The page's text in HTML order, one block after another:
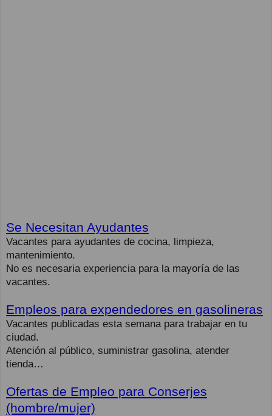
Se Necesitan Ayudantes
Vacantes para ayudantes de cocina, limpieza,
mantenimiento.
No es necesaria experiencia para la mayoría de las
vacantes.
Empleos para expendedores en gasolineras
Vacantes publicadas esta semana para trabajar en tu
ciudad.
Atención al público, suministrar gasolina, atender
tienda…
Ofertas de Empleo para Conserjes
(hombre/mujer)